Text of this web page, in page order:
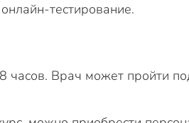
тестирование.
часов. Врач может пройти